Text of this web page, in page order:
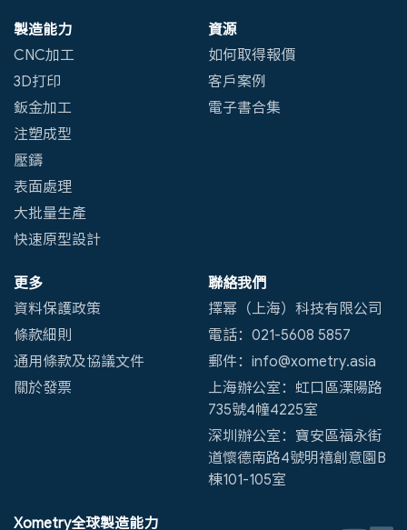
製造能力
CNC加工
3D打印
鈑金加工
注塑成型
壓鑄
表面處理
大批量生產
快速原型設計
資源
如何取得報價
客戶案例
電子書合集
更多
資料保護政策
條款細則
通用條款及協議文件
關於發票
聯絡我們
擇幂（上海）科技有限公司
電話：021-5608 5857
郵件：info@xometry.asia
上海辦公室：虹口區溧陽路
735號4幢4225室
深圳辦公室：寶安區福永街
道懷德南路4號明禧創意園B
棟101-105室
Xometry全球製造能力